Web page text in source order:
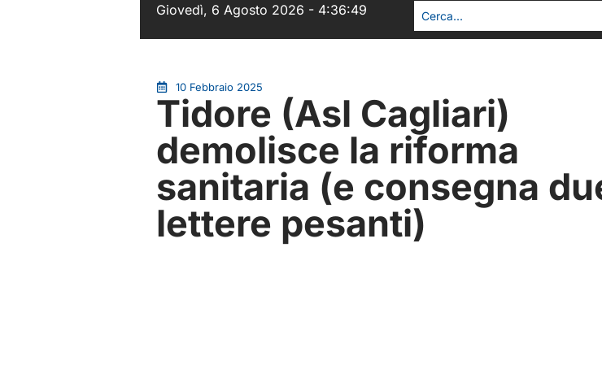
Giovedì, 6 Agosto 2026 - 4:36:50
10 Febbraio 2025
Tidore (Asl Cagliari)
demolisce la riforma
sanitaria (e consegna
lettere pesanti)